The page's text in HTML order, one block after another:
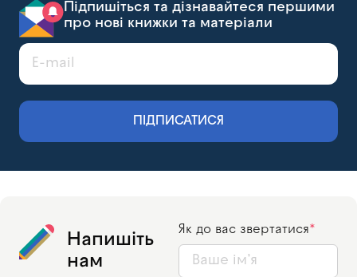
Підпишіться та дізнавайтеся першими
про нові книжки та матеріали
ПІДПИСАТИСЯ
Напишіть
нам
Як до вас звертатися